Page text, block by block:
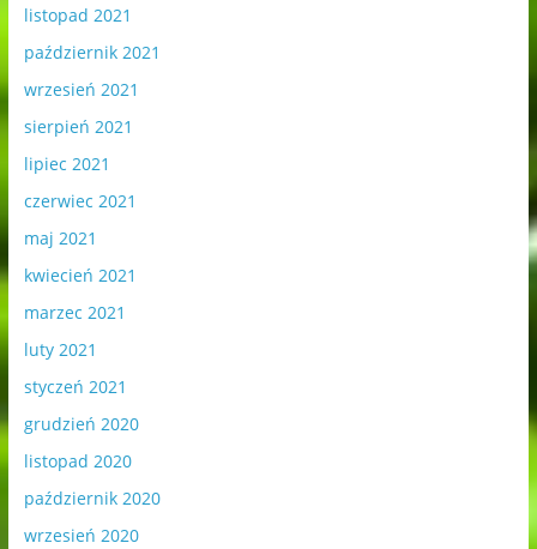
listopad 2021
październik 2021
wrzesień 2021
sierpień 2021
lipiec 2021
czerwiec 2021
maj 2021
kwiecień 2021
marzec 2021
luty 2021
styczeń 2021
grudzień 2020
listopad 2020
październik 2020
wrzesień 2020